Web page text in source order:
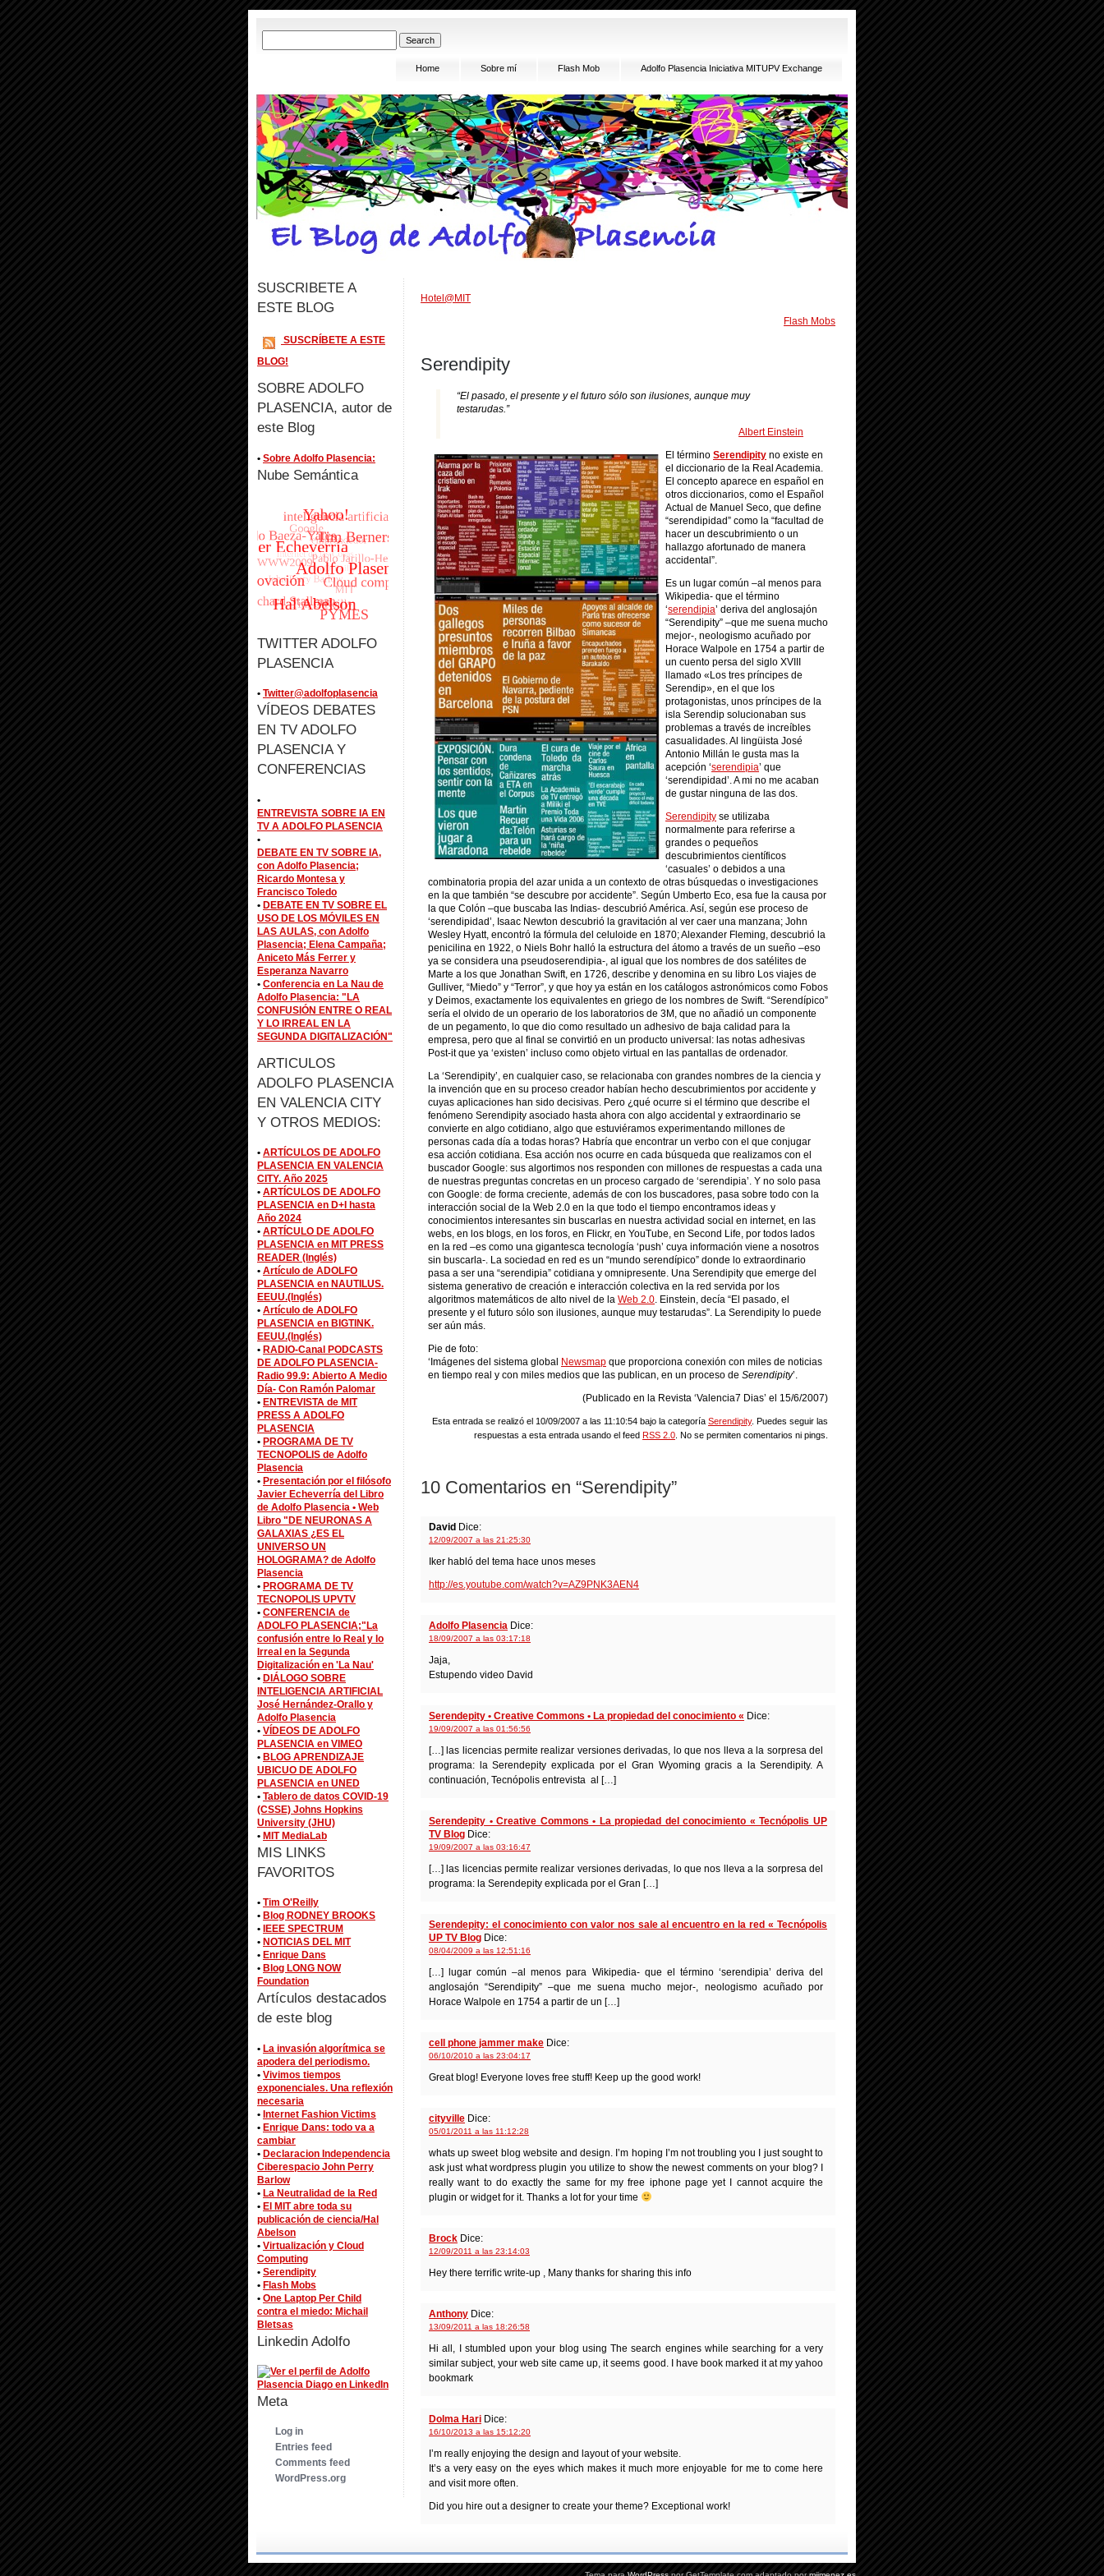
Home Sobre mí Flash Mob Adolfo Plasencia Iniciativa MITUPV Exchange
Hotel@MIT
Flash Mobs
Serendipity
“El pasado, el presente y el futuro sólo son ilusiones, aunque muy
testarudas.”
Albert Einstein
El término Serendipity no existe en
el diccionario de la Real Academia.
El concepto aparece en español en
otros diccionarios, como el Español
Actual de Manuel Seco, que define
“serendipidad” como la “facultad de
hacer un descubrimiento o un
hallazgo afortunado de manera
accidental”.
Es un lugar común –al menos para
Wikipedia- que el término
‘serendipia’ deriva del anglosajón
“Serendipity” –que me suena mucho
mejor-, neologismo acuñado por
Horace Walpole en 1754 a partir de
un cuento persa del siglo XVIII
llamado «Los tres príncipes de
Serendip», en el que los
protagonistas, unos príncipes de la
isla Serendip solucionaban sus
problemas a través de increíbles
casualidades. Al lingüista José
Antonio Millán le gusta mas la
acepción ‘serendipia’ que
‘serendipidad’. A mi no me acaban
de gustar ninguna de las dos.
Serendipity se utilizaba
normalmente para referirse a
grandes o pequeños
descubrimientos científicos
‘casuales’ o debidos a una
combinatoria propia del azar unida a un contexto de otras búsquedas o investigaciones
en la que también “se descubre por accidente”. Según Umberto Eco, esa fue la causa por
la que Colón –que buscaba las Indias- descubrió América. Así, según ese proceso de
‘serendipidad’, Isaac Newton descubrió la gravitación al ver caer una manzana; John
Wesley Hyatt, encontró la fórmula del celuloide en 1870; Alexander Fleming, descubrió la
penicilina en 1922, o Niels Bohr halló la estructura del átomo a través de un sueño –eso
ya se considera una pseudoserendipia-, al igual que los nombres de dos satélites de
Marte a los que Jonathan Swift, en 1726, describe y denomina en su libro Los viajes de
Gulliver, “Miedo” y “Terror”, y que hoy ya están en los catálogos astronómicos como Fobos
y Deimos, exactamente los equivalentes en griego de los nombres de Swift. “Serendípico”
sería el olvido de un operario de los laboratorios de 3M, que no añadió un componente
de un pegamento, lo que dio como resultado un adhesivo de baja calidad para la
empresa, pero que al final se convirtió en un producto universal: las notas adhesivas
Post-it que ya ‘existen’ incluso como objeto virtual en las pantallas de ordenador.
La ‘Serendipity’, en cualquier caso, se relacionaba con grandes nombres de la ciencia y
la invención que en su proceso creador habían hecho descubrimientos por accidente y
cuyas aplicaciones han sido decisivas. Pero ¿qué ocurre si el término que describe el
fenómeno Serendipity asociado hasta ahora con algo accidental y extraordinario se
convierte en algo cotidiano, algo que estuviéramos experimentando millones de
personas cada día a todas horas? Habría que encontrar un verbo con el que conjugar
esa acción cotidiana. Esa acción nos ocurre en cada búsqueda que realizamos con el
buscador Google: sus algortimos nos responden con millones de respuestas a cada una
de nuestras preguntas concretas en un proceso cargado de ‘serendipia’. Y no solo pasa
con Google: de forma creciente, además de con los buscadores, pasa sobre todo con la
interacción social de la Web 2.0 en la que todo el tiempo encontramos ideas y
conocimientos interesantes sin buscarlas en nuestra actividad social en internet, en las
webs, en los blogs, en los foros, en Flickr, en YouTube, en Second Life, por todos lados
en la red –es como una gigantesca tecnología ‘push’ cuya información viene a nosotros
sin buscarla-. La sociedad en red es un “mundo serendípico” donde lo extraordinario
pasa a ser una “serendipia” cotidiana y omnipresente. Una Serendipity que emerge del
sistema generativo de creación e interacción colectiva en la red servida por los
algoritmos matemáticos de alto nivel de la Web 2.0. Einstein, decía “El pasado, el
presente y el futuro sólo son ilusiones, aunque muy testarudas”. La Serendipity lo puede
ser aún más.
Pie de foto:
‘Imágenes del sistema global Newsmap que proporciona conexión con miles de noticias
en tiempo real y con miles medios que las publican, en un proceso de Serendipity’.
(Publicado en la Revista ‘Valencia7 Dias’ el 15/6/2007)
Esta entrada se realizó el 10/09/2007 a las 11:10:54 bajo la categoría Serendipity. Puedes seguir las
respuestas a esta entrada usando el feed RSS 2.0 . No se permiten comentarios ni pings.
10 Comentarios en “Serendipity”
David Dice:
12/09/2007 a las 21:25:30
Iker habló del tema hace unos meses
http://es.youtube.com/watch?v=AZ9PNK3AEN4
Adolfo Plasencia Dice:
18/09/2007 a las 03:17:18
Jaja,
Estupendo video David
Serendepity • Creative Commons • La propiedad del conocimiento « Dice:
19/09/2007 a las 01:56:56
[…] las licencias permite realizar versiones derivadas, lo que nos lleva a la sorpresa del
programa: la Serendepity explicada por el Gran Wyoming gracis a la Serendipity. A
continuación, Tecnópolis entrevista al […]
Serendepity • Creative Commons • La propiedad del conocimiento « Tecnópolis UP
TV Blog Dice:
19/09/2007 a las 03:16:47
[…] las licencias permite realizar versiones derivadas, lo que nos lleva a la sorpresa del
programa: la Serendepity explicada por el Gran […]
Serendepity: el conocimiento con valor nos sale al encuentro en la red « Tecnópolis
UP TV Blog Dice:
08/04/2009 a las 12:51:16
[…] lugar común –al menos para Wikipedia- que el término ‘serendipia’ deriva del
anglosajón “Serendipity” –que me suena mucho mejor-, neologismo acuñado por
Horace Walpole en 1754 a partir de un […]
cell phone jammer make Dice:
06/10/2010 a las 23:04:17
Great blog! Everyone loves free stuff! Keep up the good work!
cityville Dice:
05/01/2011 a las 11:12:28
whats up sweet blog website and design. I’m hoping I’m not troubling you I just sought to
ask just what wordpress plugin you utilize to show the newest comments on your blog? I
really want to do exactly the same for my free iphone page yet I cannot acquire the
plugin or widget for it. Thanks a lot for your time
Brock Dice:
12/09/2011 a las 23:14:03
Hey there terrific write-up , Many thanks for sharing this info
Anthony Dice:
13/09/2011 a las 18:26:58
Hi all, I stumbled upon your blog using The search engines while searching for a very
similar subject, your web site came up, it seems good. I have book marked it at my yahoo
bookmark
Dolma Hari Dice:
16/10/2013 a las 15:12:20
I’m really enjoying the design and layout of your website.
It’s a very easy on the eyes which makes it much more enjoyable for me to come here
and visit more often.
Did you hire out a designer to create your theme? Exceptional work!
SUSCRIBETE A
ESTE BLOG
SUSCRÍBETE A ESTE
BLOG!
SOBRE ADOLFO
PLASENCIA, autor de
este Blog
• Sobre Adolfo Plasencia:
Nube Semántica
TWITTER ADOLFO
PLASENCIA
• Twitter@adolfoplasencia
VÍDEOS DEBATES
EN TV ADOLFO
PLASENCIA Y
CONFERENCIAS
•
ENTREVISTA SOBRE IA EN
TV A ADOLFO PLASENCIA
•
DEBATE EN TV SOBRE IA,
con Adolfo Plasencia;
Ricardo Montesa y
Francisco Toledo
• DEBATE EN TV SOBRE EL
USO DE LOS MÓVILES EN
LAS AULAS, con Adolfo
Plasencia; Elena Campaña;
Aniceto Más Ferrer y
Esperanza Navarro
• Conferencia en La Nau de
Adolfo Plasencia: "LA
CONFUSIÓN ENTRE O REAL
Y LO IRREAL EN LA
SEGUNDA DIGITALIZACIÓN"
ARTICULOS
ADOLFO PLASENCIA
EN VALENCIA CITY
Y OTROS MEDIOS:
• ARTÍCULOS DE ADOLFO
PLASENCIA EN VALENCIA
CITY. Año 2025
• ARTÍCULOS DE ADOLFO
PLASENCIA en D+I hasta
Año 2024
• ARTÍCULO DE ADOLFO
PLASENCIA en MIT PRESS
READER (Inglés)
• Artículo de ADOLFO
PLASENCIA en NAUTILUS.
EEUU.(Inglés)
• Artículo de ADOLFO
PLASENCIA en BIGTINK.
EEUU.(Inglés)
• RADIO-Canal PODCASTS
DE ADOLFO PLASENCIA-
Radio 99.9: Abierto A Medio
Día- Con Ramón Palomar
• ENTREVISTA de MIT
PRESS A ADOLFO
PLASENCIA
• PROGRAMA DE TV
TECNOPOLIS de Adolfo
Plasencia
• Presentación por el filósofo
Javier Echeverría del Libro
de Adolfo Plasencia • Web
Libro "DE NEURONAS A
GALAXIAS ¿ES EL
UNIVERSO UN
HOLOGRAMA? de Adolfo
Plasencia
• PROGRAMA DE TV
TECNOPOLIS UPVTV
• CONFERENCIA de
ADOLFO PLASENCIA;"La
confusión entre lo Real y lo
Irreal en la Segunda
Digitalización en 'La Nau'
• DIÁLOGO SOBRE
INTELIGENCIA ARTIFICIAL
José Hernández-Orallo y
Adolfo Plasencia
• VÍDEOS DE ADOLFO
PLASENCIA en VIMEO
• BLOG APRENDIZAJE
UBICUO DE ADOLFO
PLASENCIA en UNED
• Tablero de datos COVID-19
(CSSE) Johns Hopkins
University (JHU)
• MIT MediaLab
MIS LINKS
FAVORITOS
• Tim O'Reilly
• Blog RODNEY BROOKS
• IEEE SPECTRUM
• NOTICIAS DEL MIT
• Enrique Dans
• Blog LONG NOW
Foundation
Artículos destacados
de este blog
• La invasión algorítmica se
apodera del periodismo.
• Vivimos tiempos
exponenciales. Una reflexión
necesaria
• Internet Fashion Victims
• Enrique Dans: todo va a
cambiar
• Declaracion Independencia
Ciberespacio John Perry
Barlow
• La Neutralidad de la Red
• El MIT abre toda su
publicación de ciencia/Hal
Abelson
• Virtualización y Cloud
Computing
• Serendipity
• Flash Mobs
• One Laptop Per Child
contra el miedo: Michail
Bletsas
Linkedin Adolfo
Meta
Log in
Entries feed
Comments feed
WordPress.org